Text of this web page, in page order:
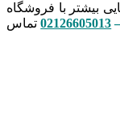
بیشتر با فروشگاه
02126605013 تماس